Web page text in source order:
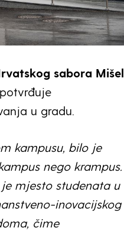
sabora Mišel
u gradu.
kampusu, bilo je
nego krampus.
mjesto studenata u
inovacijskog
čime